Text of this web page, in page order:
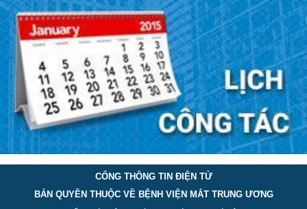
CỔNG THÔNG TIN ĐIỆN TỬ
BẢN QUYỀN THUỘC VỀ BỆNH VIỆN MẮT TRUNG ƯƠNG